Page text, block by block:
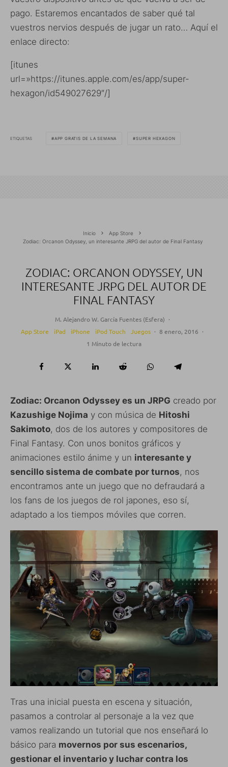
pago. Estaremos encantados de saber qué tal
vuestros nervios después de jugar un rato… Aquí el
enlace directo:
[itunes
url=»https://itunes.apple.com/es/app/super-
hexagon/id549027629″/]
ETIQUETAS APP GRATIS DE LA SEMANA SUPER HEXAGON
Inicio
App Store
Zodiac: Orcanon Odyssey, un interesante JRPG del autor de Final Fantasy
ZODIAC: ORCANON ODYSSEY, UN
INTERESANTE JRPG DEL AUTOR DE
FINAL FANTASY
M. Alejandro W. García Fuentes (Esfera) ·
App Store
iPad iPhone iPod Touch Juegos · 8 enero, 2016 ·
1 Minuto de lectura
Zodiac: Orcanon Odyssey es un JRPG creado por
Kazushige Nojima y con música de Hitoshi
Sakimoto, dos de los autores y compositores de
Final Fantasy. Con unos bonitos gráficos y
animaciones estilo ánime y un interesante y
sencillo sistema de combate por turnos, nos
encontramos ante un juego que no defraudará a
los fans de los juegos de rol japones, eso sí,
adaptado a los tiempos móviles que corren.
Tras una inicial puesta en escena y situación,
pasamos a controlar al personaje a la vez que
vamos realizando un tutorial que nos enseñará lo
básico para movernos por sus escenarios,
gestionar el inventario y luchar contra los